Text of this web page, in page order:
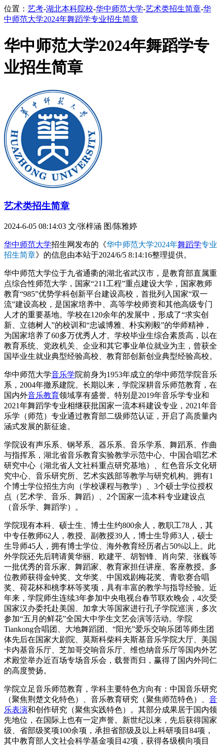
位置： 艺考-湖北本科院校-华中师范大学-艺术类招生简章-华
中师范大学2024年舞蹈学专业招生简章
华中师范大学2024年舞蹈学专
业招生简章
艺术类招生简章
2024-6-05 08:14:03 文/张梓涵 图/陈雅婷
华中师范大学招生网发布的《华中师范大学2024年舞蹈学专业
招生简章》的信息由本站于2024/6/5 8:14:16整理提供。
华中师范大学位于九省通衢的湖北省武汉市，是教育部直属重
点综合性师范大学，国家“211工程”重点建设大学，国家教师
教育“985”优势学科创新平台建设高校，首批列入国家“双一
流”建设高校，是国家培养中、高等学校师资和其他高级专门
人才的重要基地。学校在120余年的发展中，形成了“求实创
新、立德树人”的校训和“忠诚博雅、朴实刚毅”的华师精神，
为国家培养了60多万优秀人才。学校毕业生综合素质高，以在
教育系统、党政机关、企业和其它事业单位就业为主，曾获全
国毕业生就业典型经验高校、教育部创新创业典型经验高校。
华中师范大学音乐学院前身为1953年成立的华中师范学院音乐
系，2004年撤系建院。长期以来，学院深耕音乐师范教育，在
国内外音乐教育领域享有盛誉。特别是2019年音乐学专业和
2021年舞蹈学专业相继获批国家一流本科建设专业，2021年音
乐学（师范）专业通过教育部二级师范认证，开启了高质量内
涵式发展的新征途。
学院设有声乐系、钢琴系、器乐系、音乐学系、舞蹈系、作曲
与指挥系，湖北省音乐教育实验教学示范中心、中国合唱艺术
研究中心（湖北省人文社科重点研究基地）、红色音乐文化研
究中心、音乐研究所、艺术实践部等教学与研究机构。拥有1
个博士学位招生方向（学校课程与教学）、3个硕士学位授权
点（艺术学、音乐、舞蹈）、2个国家一流本科专业建设点
（音乐学、舞蹈学）。
学院现有本科、硕士生、博士生约800余人，教职工78人，其
中专任教师62人，教授、副教授39人，博士生导师3人，硕士
生导师45人，拥有博士学位、海外教育经历者占50%以上。此
外学院还先后聘请黄华丽、欧建平、胡智锋、肖向荣、张巍等
一批优秀的音乐家、舞蹈家、教育家担任讲座、客座教授。多
位教师获得金钟奖、文华奖、中国戏剧梅花奖、青歌赛合唱
奖、荷花杯和桃李杯等奖项，具有丰富的教学与指导经验。近
年来，学院师生连续3年参加中央电视台春节联欢晚会，4次受
国家汉办委托赴美国、加拿大等国家进行孔子学院巡演，多次
参加“五月的鲜花”全国大中学生文艺会演等活动。学院
Tiankong合唱团、大地舞蹈团、“阳光”爱乐交响乐团等师生团
体先后在国家大剧院、莫斯科柴科夫斯基音乐学院大厅、美国
卡内基音乐厅、芝加哥交响音乐厅、维也纳音乐厅等国内外艺
术殿堂举办近百场专场音乐会，载誉而归，赢得了国内外同仁
的高度赞扬。
学院立足音乐师范教育，学科主要特色方向有：中国音乐研究
（聚焦荆楚文化特色）、音乐教育研究（聚焦师范特色）、 音
乐表演和创作研究（聚焦实践特色）。其部分成果居于国内领
先地位，在国际上也有一定声誉。新世纪以来，先后获得国家
级、省部级奖项100余项，承担省部级及以上科研项目84项，
其中教育部人文社会科学基金项目42项，获得各级横向项目